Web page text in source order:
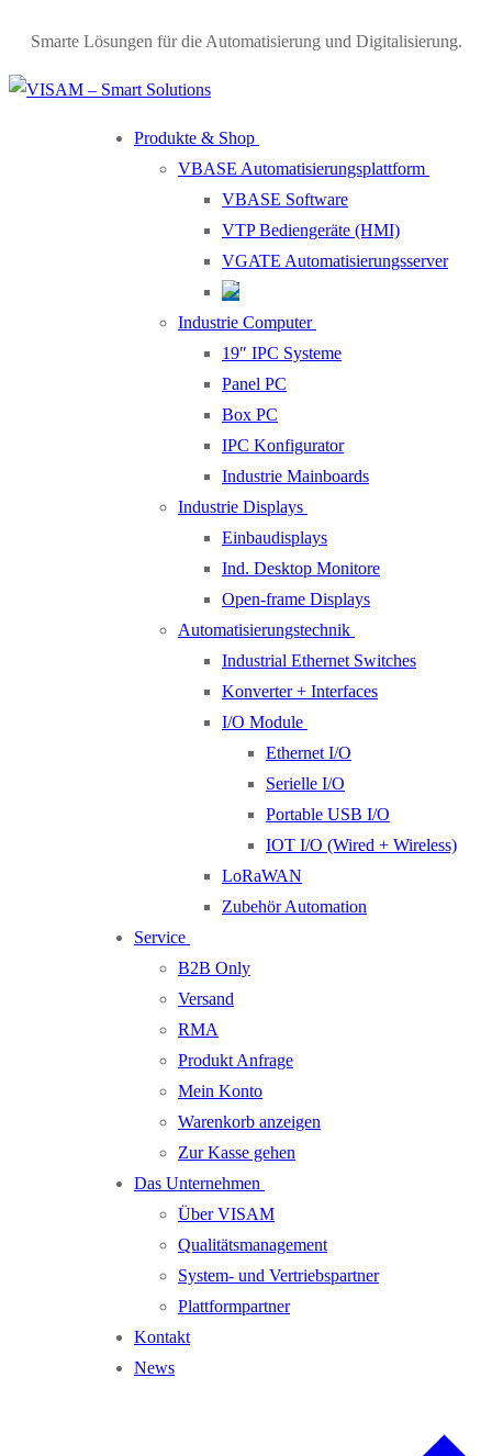
Smarte Lösungen für die Automatisierung und Digitalisierung.
Produkte & Shop
VBASE Automatisierungsplattform
VBASE Software
VTP Bediengeräte (HMI)
VGATE Automatisierungsserver
Industrie Computer
19″ IPC Systeme
Panel PC
Box PC
IPC Konfigurator
Industrie Mainboards
Industrie Displays
Einbaudisplays
Ind. Desktop Monitore
Open-frame Displays
Automatisierungstechnik
Industrial Ethernet Switches
Konverter + Interfaces
I/O Module
Ethernet I/O
Serielle I/O
Portable USB I/O
IOT I/O (Wired + Wireless)
LoRaWAN
Zubehör Automation
Service
B2B Only
Versand
RMA
Produkt Anfrage
Mein Konto
Warenkorb anzeigen
Zur Kasse gehen
Das Unternehmen
Über VISAM
Qualitätsmanagement
System- und Vertriebspartner
Plattformpartner
Kontakt
News